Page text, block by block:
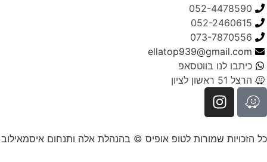
052-4478590
052-2460615
073-7870556
ellatop939@gmail.com
כיתבו לנו בווטסאפ
הרצל 51 ראשון לציון
כל הזכויות שמורות לטופ אופיס © בהנהלת אלה ותנחום איסמאילוב